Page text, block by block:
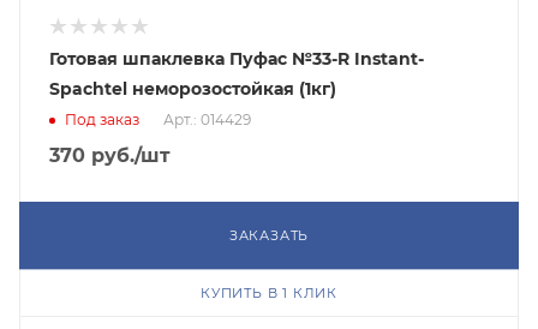
Готовая шпаклевка Пуфас №33-R Instant-
Spachtel неморозостойкая (1кг)
Под заказ Арт.: 014429
370 руб./шт
ЗАКАЗАТЬ
КУПИТЬ В 1 КЛИК